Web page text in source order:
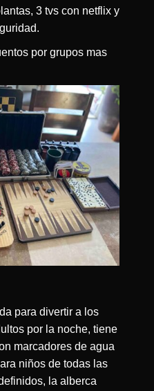
3 tvs con netflix y
por grupos mas
para divertir a los
por la noche, tiene
marcadores de agua
niños de todas las
la alberca